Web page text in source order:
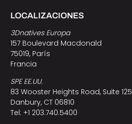
LOCALIZACIONES
3Dnatives Europa
157 Boulevard Macdonald
75019, París
Francia
SPE EE.UU.
83 Wooster Heights Road, Suite 125
Danbury, CT 06810
Tel: +1 203.740.5400